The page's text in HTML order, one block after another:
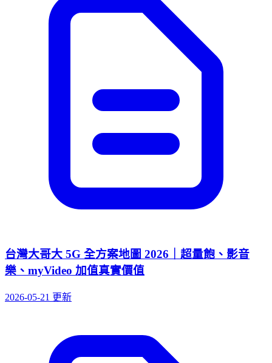
台灣大哥大 5G 全方案地圖 2026｜超量飽、影音
樂、myVideo 加值真實價值
2026-05-21 更新